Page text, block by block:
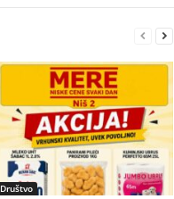
Društvo